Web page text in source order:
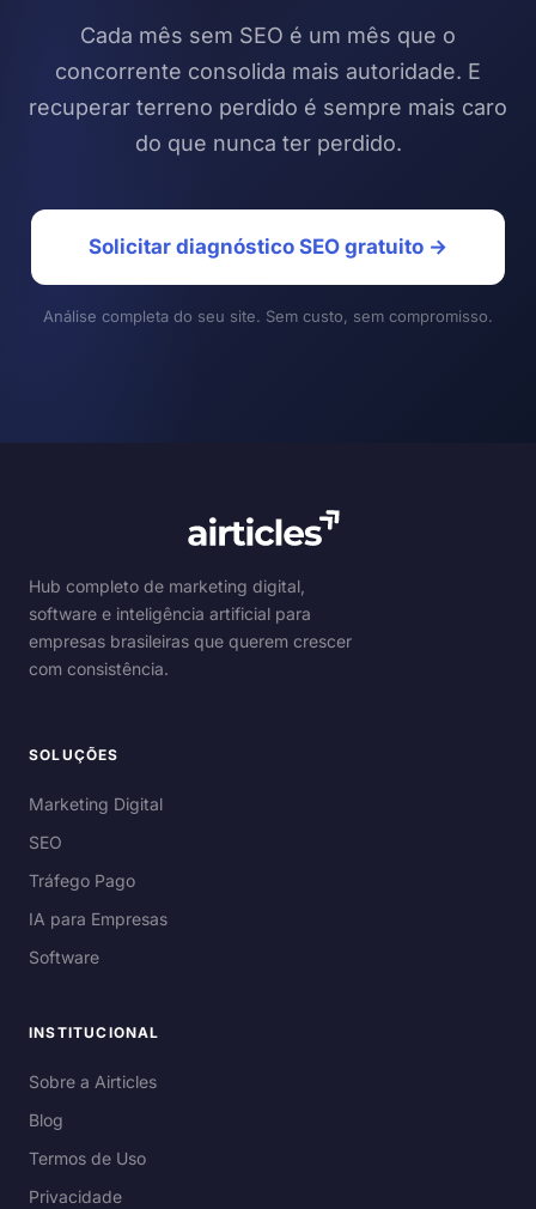
Cada mês sem SEO é um mês que o
concorrente consolida mais autoridade. E
recuperar terreno perdido é sempre mais caro
do que nunca ter perdido.
Solicitar diagnóstico SEO gratuito →
Análise completa do seu site. Sem custo, sem compromisso.
Hub completo de marketing digital,
software e inteligência artificial para
empresas brasileiras que querem crescer
com consistência.
SOLUÇÕES
Marketing Digital
SEO
Tráfego Pago
IA para Empresas
Software
INSTITUCIONAL
Sobre a Airticles
Blog
Termos de Uso
Privacidade